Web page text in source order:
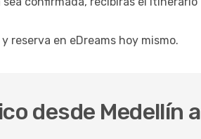
reserva en eDreams hoy mismo.
desde Medellín a